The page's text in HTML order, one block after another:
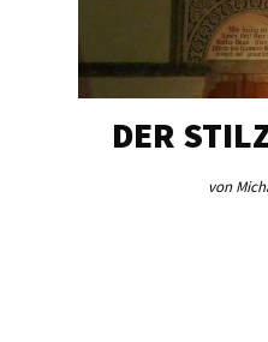
DER
von